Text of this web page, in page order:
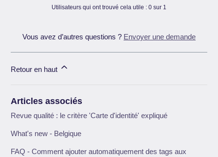
Utilisateurs qui ont trouvé cela utile : 0 sur 1
Vous avez d’autres questions ? Envoyer une demande
Retour en haut
Articles associés
Revue qualité : le critère 'Carte d'identité' expliqué
What's new - Belgique
FAQ - Comment ajouter automatiquement des tags aux